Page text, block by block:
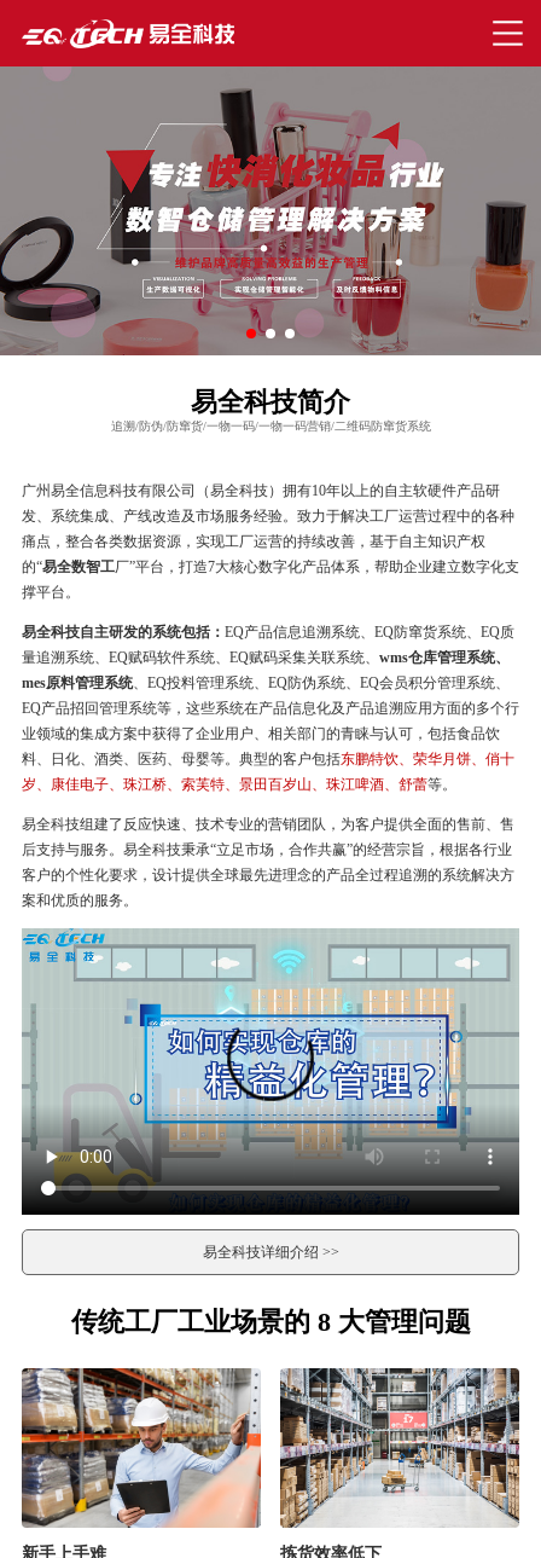
易全科技简介
追溯/防伪/防窜货/一物一码/一物一码营销/二维码防窜货系统
广州易全信息科技有限公司（易全科技）拥有10年以上的自主软硬件产品研
发、系统集成、产线改造及市场服务经验。致力于解决工厂运营过程中的各种
痛点，整合各类数据资源，实现工厂运营的持续改善，基于自主知识产权
的“易全数智工厂”平台，打造7大核心数字化产品体系，帮助企业建立数字化支
撑平台。
易全科技自主研发的系统包括： EQ产品信息追溯系统、EQ防窜货系统、EQ质
量追溯系统、EQ赋码软件系统、EQ赋码采集关联系统、 wms仓库管理系统、
mes原料管理系统、EQ投料管理系统、EQ防伪系统、EQ会员积分管理系统、
EQ产品招回管理系统等，这些系统在产品信息化及产品追溯应用方面的多个行
业领域的集成方案中获得了企业用户、相关部门的青睐与认可，包括食品饮
料、日化、酒类、医药、母婴等。典型的客户包括东鹏特饮、荣华月饼、俏十
岁、康佳电子、珠江桥、索芙特、景田百岁山、珠江啤酒、舒蕾等。
易全科技组建了反应快速、技术专业的营销团队，为客户提供全面的售前、售
后支持与服务。易全科技秉承“立足市场，合作共赢”的经营宗旨，根据各行业
客户的个性化要求，设计提供全球最先进理念的产品全过程追溯的系统解决方
案和优质的服务。
易全科技详细介绍 >>
传统工厂工业场景的 8 大管理问题
新手上手难 拣货效率低下